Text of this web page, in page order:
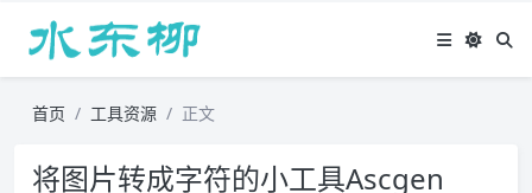
首页 工具资源 正文
将图片转成字符的小工具Ascgen